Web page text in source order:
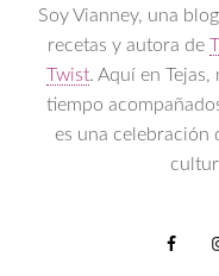
Soy Vianney, una
recetas y autora de
Twist. Aquí en
tiempo
es una celebración